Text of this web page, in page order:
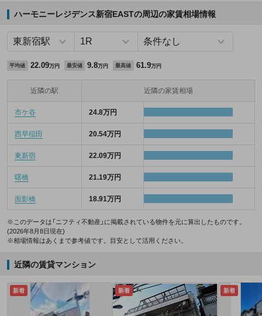
ハーモニーレジデンス新宿EASTの周辺の家賃相場情報
平均値 22.09万円 最安値 9.8万円 最高値 61.9万円
近隣の駅 近隣の家賃相場
市ケ谷 24.8万円
西早稲田 20.54万円
東新宿 22.09万円
曙橋 21.19万円
面影橋 18.91万円
※このデータは「ニフティ不動産」に掲載されている物件を元に算出したものです。
(2026年8月8日現在)
※相場情報はあくまで参考値です。目安として活用ください。
近隣の賃貸マンション
新着 新着 新着